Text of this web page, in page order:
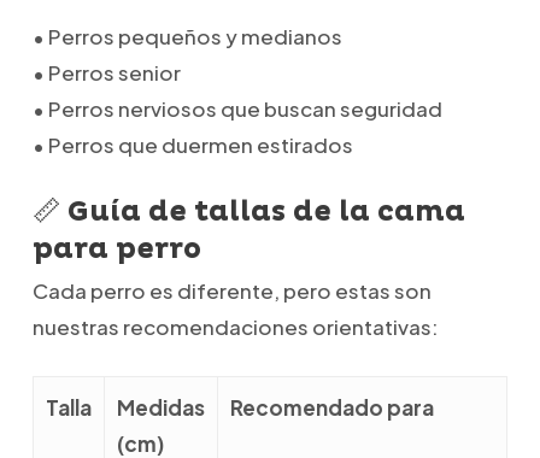
• Perros pequeños y medianos
• Perros senior
• Perros nerviosos que buscan seguridad
• Perros que duermen estirados
📏 Guía de tallas de la cama
para perro
Cada perro es diferente, pero estas son
nuestras recomendaciones orientativas:
Talla
Medidas
(cm)
Recomendado para